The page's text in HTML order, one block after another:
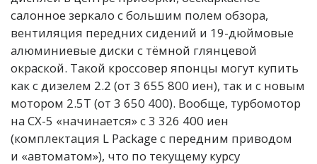
салонное зеркало с большим полем обзора,
вентиляция передних сидений и 19-дюймовые
алюминиевые диски с тёмной глянцевой
окраской. Такой кроссовер японцы могут купить
как с дизелем 2.2 (от 3 655 800 иен), так и с новым
мотором 2.5T (от 3 650 400). Вообще, турбомотор
на CX-5 «начинается» с 3 326 400 иен
(комплектация L Package с передним приводом
и «автоматом»), что по текущему курсу